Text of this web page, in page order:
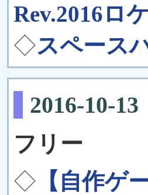
Rev.2016ロ
◇スペース
2016-10-13
フリー
◇ 【自作ゲ